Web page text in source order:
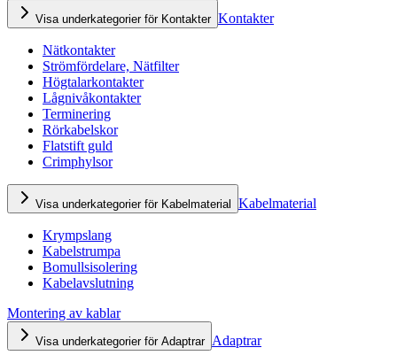
Visa underkategorier för Kontakter Kontakter
Nätkontakter
Strömfördelare, Nätfilter
Högtalarkontakter
Lågnivåkontakter
Terminering
Rörkabelskor
Flatstift guld
Crimphylsor
Visa underkategorier för Kabelmaterial Kabelmaterial
Krympslang
Kabelstrumpa
Bomullsisolering
Kabelavslutning
Montering av kablar
Visa underkategorier för Adaptrar Adaptrar